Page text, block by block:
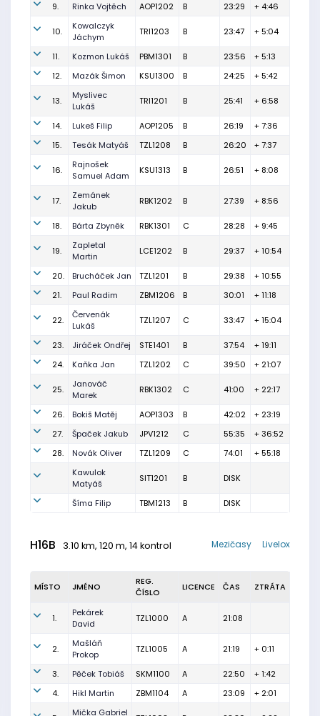
9.
Rinka Vojtěch AOP1202 B 23:29 + 4:46
10.
Kowalczyk
Jáchym
TRI1203 B 23:47 + 5:04
11. Kozmon Lukáš PBM1301 B 23:56
+ 5:13
12.
Mazák Šimon KSU1300 B 24:25 + 5:42
13.
Myslivec
Lukáš
TRI1201 B 25:41 + 6:58
14. Lukeš Filip AOP1205 B 26:19
+ 7:36
15.
Tesák Matyáš TZL1208 B 26:20 + 7:37
16.
Rajnošek
Samuel Adam
KSU1313 B 26:51 + 8:08
17.
Zemánek
Jakub
RBK1202 B 27:39 + 8:56
18. Bárta Zbyněk RBK1301 C 28:28 + 9:45
19.
Zapletal
Martin
LCE1202 B 29:37 + 10:54
20. Brucháček Jan TZL1201 B 29:38
+ 10:55
21.
Paul Radim ZBM1206 B 30:01 + 11:18
22.
Červenák
Lukáš
TZL1207 C 33:47 + 15:04
23. Jiráček Ondřej STE1401 B 37:54
+ 19:11
24.
Kaňka Jan TZL1202 C 39:50 + 21:07
25.
Janováč
Marek
RBK1302 C 41:00 + 22:17
26. Bokiš Matěj AOP1303 B 42:02
+ 23:19
27.
Špaček Jakub JPV1212 C 55:35
+ 36:52
28.
Novák Oliver TZL1209 C 74:01
+ 55:18
Kawulok
Matyáš
SIT1201 B DISK
Šíma Filip TBM1213 B DISK
H16B 3.10 km, 120 m, 14 kontrol Livelox
Mezičasy
MÍSTO JMÉNO
REG.
ČÍSLO
LICENCE ČAS ZTRÁTA
1.
Pekárek
David
TZL1000 A 21:08
2.
Mašláň
Prokop
TZL1005 A 21:19 + 0:11
3. Pěček Tobiáš SKM1100 A 22:50
+ 1:42
4.
Hikl Martin ZBM1104 A 23:09 + 2:01
Mička Gabriel